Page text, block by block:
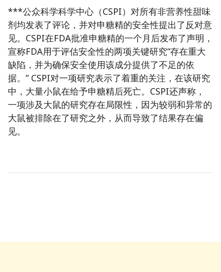
***公众科学科学中心（CSPI）对所有非营养性甜味
剂均发表了评论，并对申糖精的安全性提出了反对意
见。CSPI在FDA批准申糖精的一个月后发布了声明，
宣称FDA用于评估安全性的两项关键研究“存在重大
缺陷，并为确保安全使用该成分提供了不足的依
据。” CSPI对一项研究表示了着重的关注，在该研究
中，大量小鼠在给予申糖精后死亡。CSPI还声称，
一项涉及大鼠的研究存在局限性，因为较弱和异常的
大鼠被排除在了研究之外，从而导致了结果存在偏
见。